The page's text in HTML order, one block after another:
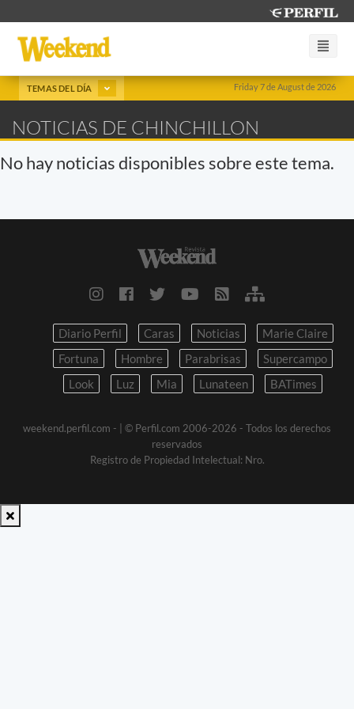
Friday 7 de August de 2026
TEMAS DEL DÍA
NOTICIAS DE CHINCHILLON
No hay noticias disponibles sobre este tema.
Diario Perfil Caras Noticias
Marie Claire
Fortuna
Hombre Parabrisas
Supercampo
Look
Luz Mia Lunateen BATimes
weekend.perfil.com -
| © Perfil.com 2006-2026 - Todos los derechos
reservados
Registro de Propiedad Intelectual: Nro.